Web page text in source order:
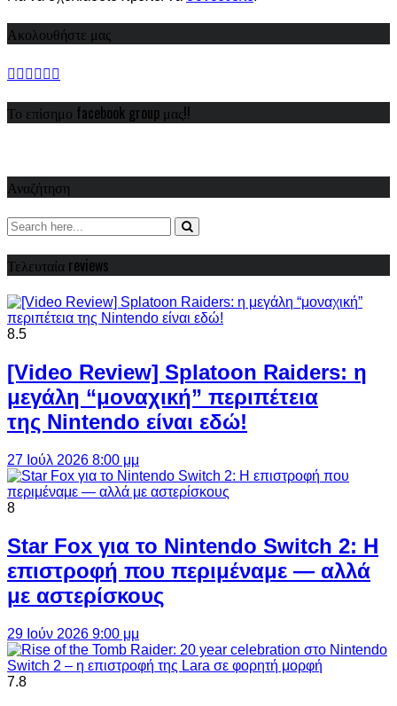
Ακολουθήστε μας
Το επίσημο facebook group μας!!
Αναζήτηση
Τελευταία reviews
8.5
[Video Review] Splatoon Raiders: η
μεγάλη “μοναχική” περιπέτεια
της Nintendo είναι εδώ!
27 Ιούλ 2026 8:00 μμ
8
Star Fox για το Nintendo Switch 2: Η
επιστροφή που περιμέναμε — αλλά
με αστερίσκους
29 Ιούν 2026 9:00 μμ
7.8